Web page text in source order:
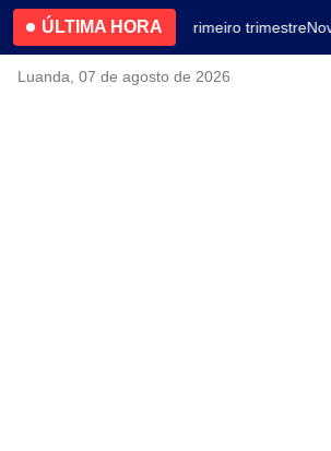
ÚLTIMA HORA4.2% no primeiro trimestre
Luanda, 07 de agosto de 2026